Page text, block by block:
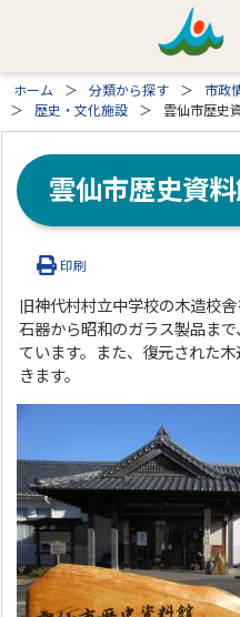
ホーム 分類から探す 市政
歴史・文化施設
雲仙市歴史
雲仙市歴史資
印刷
旧神代村村立中学校の木造校
石器から昭和のガラス製品ま
ています。また、復元された
きます。